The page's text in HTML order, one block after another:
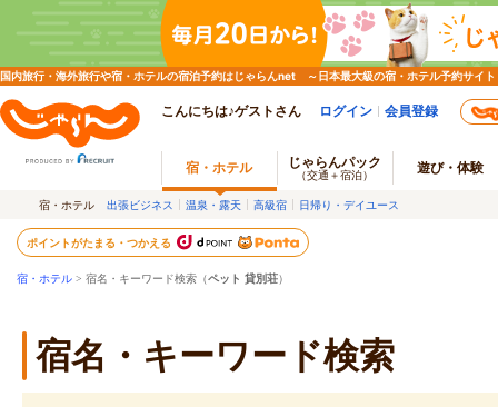
国内旅行・海外旅行や宿・ホテルの宿泊予約はじゃらんnet ～日本最大級の宿・ホテル予約サイト
こんにちは♪ゲストさん ログイン 会員登録
宿・ホテル じゃらんパック
（交通＋宿泊） 遊び・体験
宿・ホテル 出張ビジネス 温泉・露天 高級宿 日帰り・デイユース
ポイントがたまる・つかえる
宿・ホテル > 宿名・キーワード検索（ペット 貸別荘）
宿名・キーワード検索